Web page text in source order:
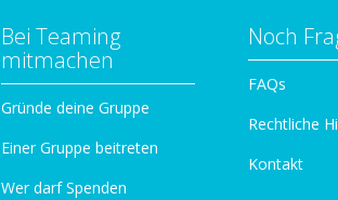
Bei Teaming
mitmachen
Gründe deine Gruppe
Einer Gruppe beitreten
Wer darf Spenden
Noch
FAQs
Rechtliche
Kontakt